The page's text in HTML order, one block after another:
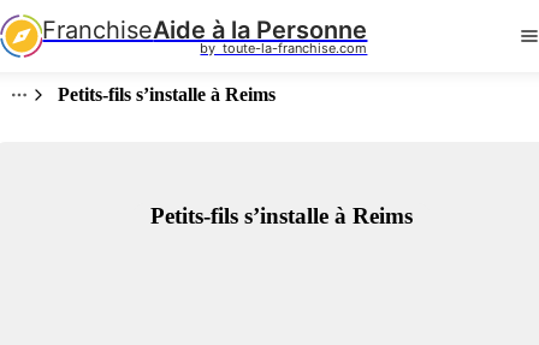
FranchiseAide à la Personne
by  toute-la-franchise.com
Petits-fils s’installe à Reims
Petits-fils s’installe à Reims